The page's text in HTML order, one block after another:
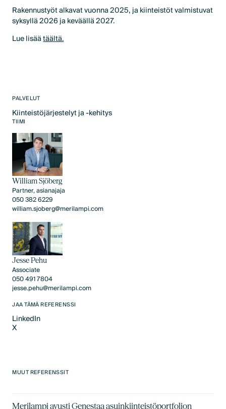
PALVELUT
Kiinteistöjärjestelyt ja -kehitys
Text Link
TIIMI
William Sjöberg
Partner, asianajaja
050 382 6229
william.sjoberg@merilampi.com
Jesse Pehu
Associate
050 491 7804
jesse.pehu@merilampi.com
JAA TÄMÄ REFERENSSI
LinkedIn
LinkedIn
X
Rakennustyöt alkavat vuonna 2025, ja kiinteistöt valmistuvat
syksyllä 2026 ja keväällä 2027.
Lue lisäätäältä.
MUUT REFERENSSIT
Merilampi avusti Genestaa asuinkiinteistöportfolion